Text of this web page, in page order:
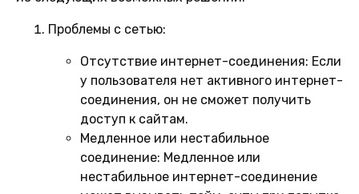
Проблемы с сетью:
Отсутствие интернет-соединения: Если
у пользователя нет активного интернет-
соединения, он не сможет получить
доступ к сайтам.
Медленное или нестабильное
соединение: Медленное или
нестабильное интернет-соединение